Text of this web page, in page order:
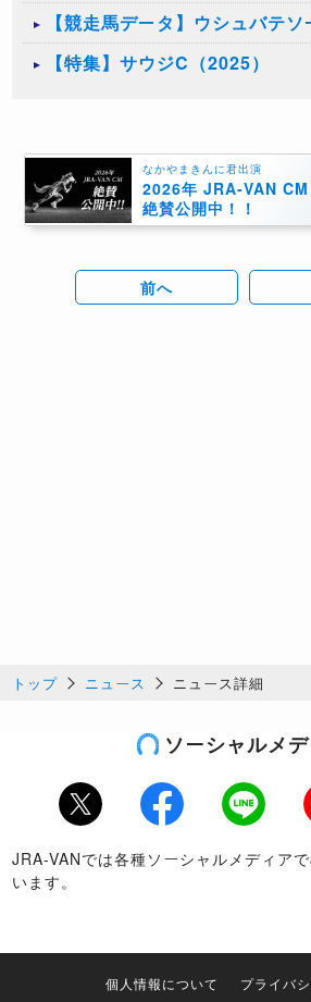
【競走馬データ】ウシュバテソ
【特集】サウジC（2025）
なかやまきんに君出演
2026年 JRA-VAN CM
絶賛公開中！！
前へ
トップ ニュース ニュース詳細
ソーシャルメ
Twitter Facebook LINE
JRA-VANでは各種ソーシャルメディア
います。
個人情報について プライバ